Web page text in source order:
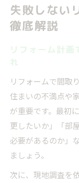
失敗しない
徹底解説
リフォーム計
れ
リフォームで間取
住まいの不満点や
が重要です。最初
更したいか」「部
必要があるのか」
ましょう。
次に、現地調査を